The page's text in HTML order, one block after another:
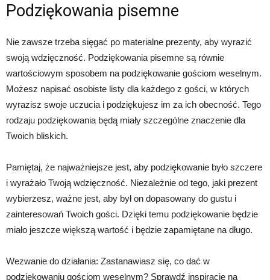
Podziękowania pisemne
Nie zawsze trzeba sięgać po materialne prezenty, aby wyrazić
swoją wdzięczność. Podziękowania pisemne są równie
wartościowym sposobem na podziękowanie gościom weselnym.
Możesz napisać osobiste listy dla każdego z gości, w których
wyrazisz swoje uczucia i podziękujesz im za ich obecność. Tego
rodzaju podziękowania będą miały szczególne znaczenie dla
Twoich bliskich.
Pamiętaj, że najważniejsze jest, aby podziękowanie było szczere
i wyrażało Twoją wdzięczność. Niezależnie od tego, jaki prezent
wybierzesz, ważne jest, aby był on dopasowany do gustu i
zainteresowań Twoich gości. Dzięki temu podziękowanie będzie
miało jeszcze większą wartość i będzie zapamiętane na długo.
Wezwanie do działania: Zastanawiasz się, co dać w
podziękowaniu gościom weselnym? Sprawdź inspiracje na